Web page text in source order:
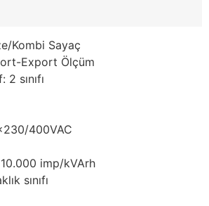
Kombi Sayaç
Export Ölçüm
sınıfı
400VAC
imp/kVArh
sınıfı